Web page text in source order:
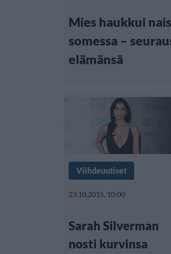
Mies haukkui
somessa –
elämänsä
Viihdeuutiset
23.10.2015, 10:00
Sarah Silverman
nosti kurvinsa